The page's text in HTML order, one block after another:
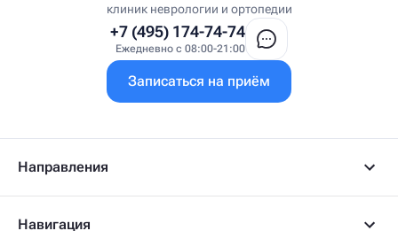
Гастроэнтеролог-гепатолог
Гериатр
Гинеколог
Гирудолог
клиник неврологии и ортопедии
+7 (495) 174-74-74
Ежедневно с 08:00-21:00
Записаться на приём
Направления
Навигация